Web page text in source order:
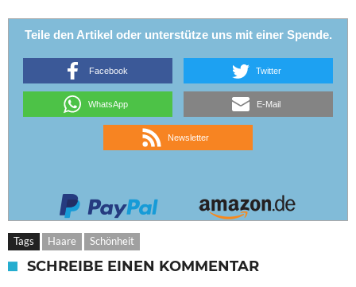
Teile den Artikel oder unterstütze uns mit einer Spende.
Facebook Twitter
WhatsApp E-Mail
Newsletter
Tags Haare Schönheit
SCHREIBE EINEN KOMMENTAR